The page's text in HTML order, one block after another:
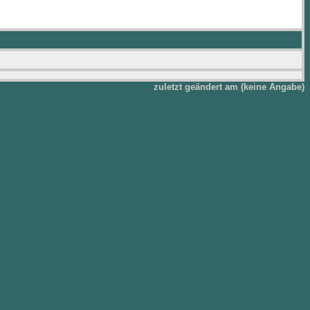
zuletzt geändert am (keine Angabe)